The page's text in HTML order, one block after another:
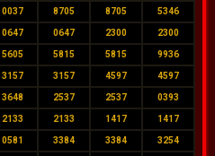
0037 8705 8705 5346
0647 0647 2300 2300
5605 5815 5815 9936
3157 3157 4597 4597
3648 2537 2537 0393
2133 2133 1417 1417
0581 3384 3384 3254